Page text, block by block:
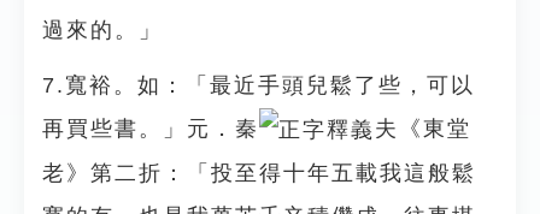
過來的。」
7.寬裕。如：「最近手頭兒鬆了些，可以
再買些書。」元．秦
夫《東堂
老》第二折：「投至得十年五載我這般鬆